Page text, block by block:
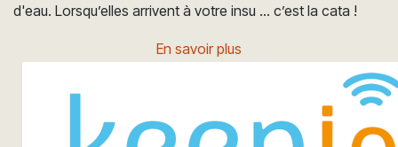
d'eau. Lorsqu’elles arrivent à votre insu … c’est la cata !
En savoir plus